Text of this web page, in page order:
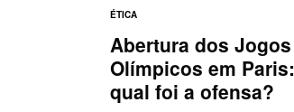
ÉTICA
Abertura dos Jogos
Olímpicos em Paris:
qual foi a ofensa?